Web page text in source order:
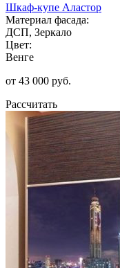
Шкаф-купе Аластор
Материал фасада:
ДСП, Зеркало
Цвет:
Венге
от 43 000 руб.
Рассчитать